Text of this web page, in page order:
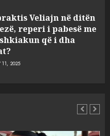
Veliajn në ditën
reperi i pabesë me
që i dha
11, 2025
“One Albania”,
fsheh. A u vodhën
2025
2025